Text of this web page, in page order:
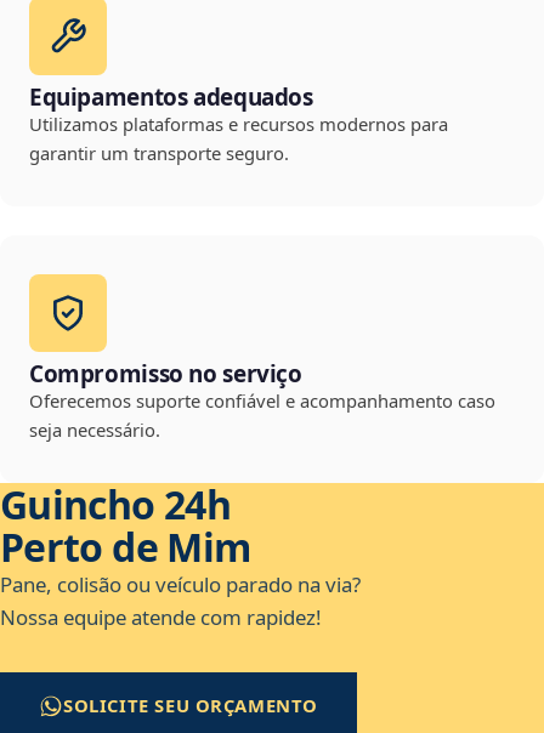
Equipamentos adequados
Utilizamos plataformas e recursos modernos para
garantir um transporte seguro.
Compromisso no serviço
Oferecemos suporte confiável e acompanhamento caso
seja necessário.
Guincho 24h
Perto de Mim
Pane, colisão ou veículo parado na via?
Nossa equipe atende com rapidez!
SOLICITE SEU ORÇAMENTO